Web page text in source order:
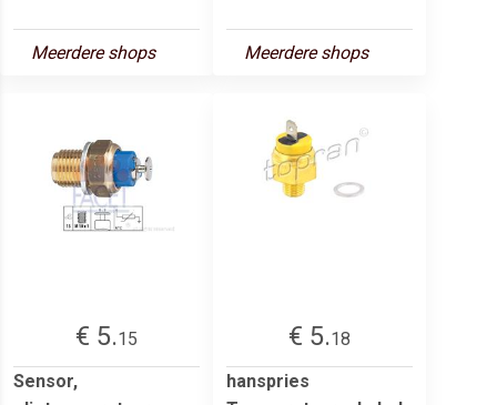
Meerdere shops Meerdere shops
€ 5.15
Sensor,
€ 5.18
hanspries